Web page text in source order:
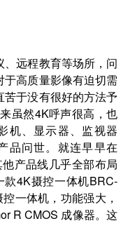
远程教育等场所，问
高质量影像有迫切需
于没有很好的方法予
虽然4K呼声很高，也
机、显示器、监视器
品问世。就连早早在
产品线几乎全部布局
4K摄控一体机BRC-
一体机，功能强大，
R CMOS 成像器。这